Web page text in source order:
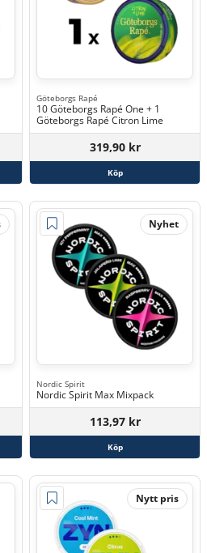
Göteborgs Rapé
10 Göteborgs Rapé One + 1
Göteborgs Rapé Citron Lime
319,90 kr
Köp
Nyhet
Nordic Spirit
Nordic Spirit Max Mixpack
113,97 kr
Köp
Nytt pris